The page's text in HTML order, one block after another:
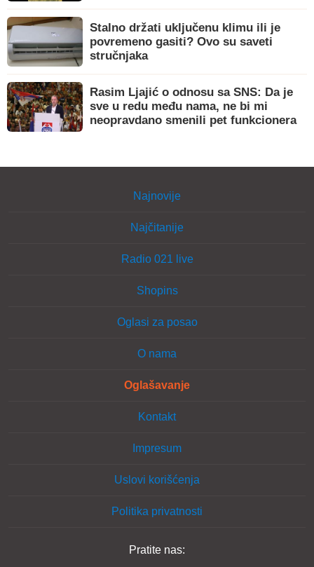
Stalno držati uključenu klimu ili je
povremeno gasiti? Ovo su saveti
stručnjaka
Rasim Ljajić o odnosu sa SNS: Da je
sve u redu među nama, ne bi mi
neopravdano smenili pet funkcionera
Najnovije
Najčitanije
Radio 021 live
Shopins
Oglasi za posao
O nama
Oglašavanje
Kontakt
Impresum
Uslovi korišćenja
Politika privatnosti
Pratite nas: